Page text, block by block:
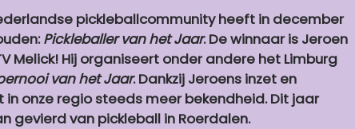
pickleballcommunity heeft in december
Pickleballer van het Jaar. De winnaar is Jeroen
Melick! Hij organiseert onder andere het Limburg
van het Jaar. Dankzij Jeroens inzet en
onze regio steeds meer bekendheid. Dit jaar
gevierd van pickleball in Roerdalen.